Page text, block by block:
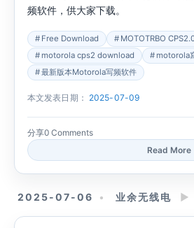
频软件，供大家下载。
Free Download
MOTOTRBO
motorola cps2 download
motorola
最新版本Motorola写频软件
本文发表日期： 2025-07-09
分享0 Comments
Read More
2025-07-06 业余无线电 ►